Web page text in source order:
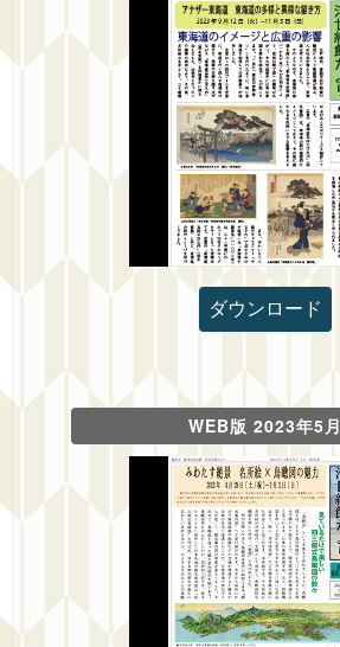
ダウンロード
WEB版 2023年5月